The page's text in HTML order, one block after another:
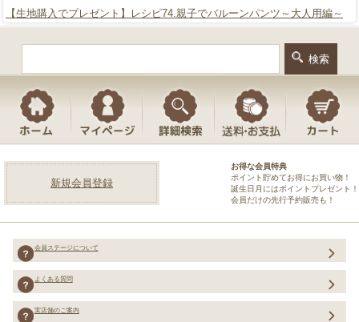
【生地購入でプレゼント】レシピ74.親子でバルーンパンツ～大人用編～
新規会員登録
お得な会員特典
ポイント貯めてお得にお買い物！
誕生日月にはポイントプレゼント！
会員だけの先行予約販売も！
会員ステージについて
よくある質問
実店舗のご案内